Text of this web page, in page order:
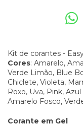
Kit de corantes -
Cores: Amarelo,
Verde Limão, Blue
Chiclete, Violeta,
Roxo, Uva, Pink,
Amarelo Fosco,
Corante em Gel